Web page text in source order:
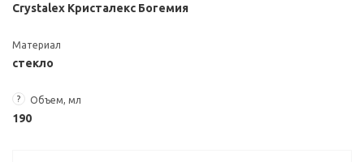
Crystalex Кристалекс Богемия
Материал
стекло
? Объем, мл
190